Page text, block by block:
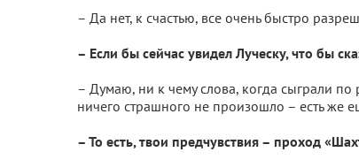
– Да нет, к счастью, все очень быстро
– Если бы сейчас увидел Луческу, что бы
– Думаю, ни к чему слова, когда сыграли по
ничего страшного не произошло – есть же
– То есть, твои предчувствия – проход